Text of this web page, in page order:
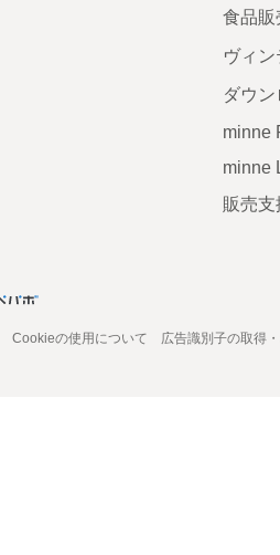
食品販
ヴィ
ダウ
minne
minne
販売支
Cookieの使用について 広告識別子の取得